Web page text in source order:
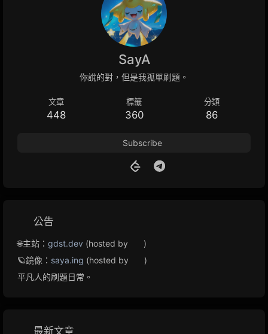
SayA
你說的對，但是我孤單刷題。
文章
448
標籤
360
分類
86
Subscribe
公告
🌐主站： gdst.dev (hosted by
)
🪐鏡像： saya.ing (hosted by
)
平凡人的刷題日常。
最新文章